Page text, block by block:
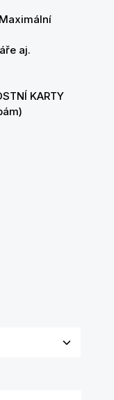
aj.
KARTY